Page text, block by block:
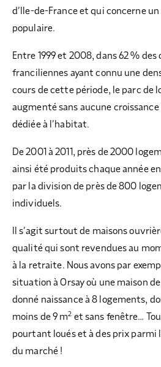
d’Ile-de-France et qui concerne
populaire.
Entre 1999 et 2008, dans 62 %
franciliennes ayant connu une
cours de cette période, le parc de
augmenté sans aucune croissance
dédiée à l’habitat.
De 2001 à 2011, près de 2000
ainsi été produits chaque année
par la division de près de 800
individuels.
Il s’agit surtout de maisons
qualité qui sont revendues au
à la retraite. Nous avons par
situation à Orsay où une maison de
donné naissance à 8 logements,
moins de 9 m2 et sans fenêtre…
pourtant loués et à des prix parmi
du marché !